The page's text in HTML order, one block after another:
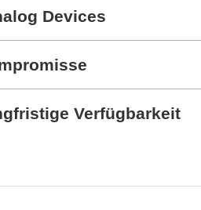
Devices
Verfügbarkeit